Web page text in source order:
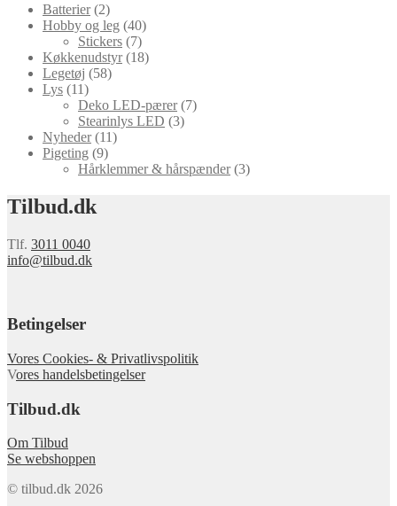
Batterier (2)
Hobby og leg (40)
Stickers (7)
Køkkenudstyr (18)
Legetøj (58)
Lys (11)
Deko LED-pærer (7)
Stearinlys LED (3)
Nyheder (11)
Pigeting (9)
Hårklemmer & hårspænder (3)
Tilbud.dk
Tlf. 3011 0040
info@tilbud.dk
Betingelser
Vores Cookies- & Privatlivspolitik
Vores handelsbetingelser
Tilbud.dk
Om Tilbud
Se webshoppen
© tilbud.dk 2026